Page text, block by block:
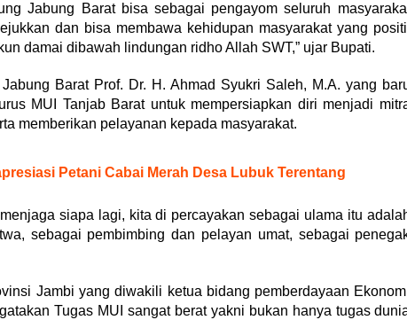
Jabung Barat bisa sebagai pengayom seluruh
dan bisa membawa kehidupan masyarakat yang
damai dibawah lindungan ridho Allah SWT,” ujar Bupati.
Barat Prof. Dr. H. Ahmad Syukri Saleh, M.A. yang
MUI Tanjab Barat untuk mempersiapkan diri menjadi
memberikan pelayanan kepada masyarakat.
Petani Cabai Merah Desa Lubuk Terentang
siapa lagi, kita di percayakan sebagai ulama itu
sebagai pembimbing dan pelayan umat, sebagai
Jambi yang diwakili ketua bidang pemberdayaan
Tugas MUI sangat berat yakni bukan hanya tugas